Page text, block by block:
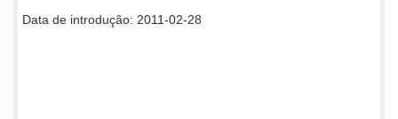
Data de introdução: 2011-02-28